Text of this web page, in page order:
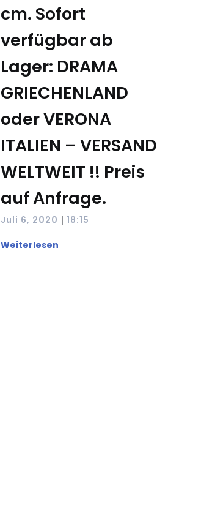
cm. Sofort
verfügbar ab
Lager: DRAMA
GRIECHENLAND
oder VERONA
ITALIEN – VERSAND
WELTWEIT !! Preis
auf Anfrage.
Juli 6, 2020 | 18:15
Weiterlesen